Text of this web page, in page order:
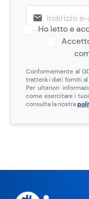
Ho letto e
Conformemente al
tratterà i dati forniti
Per ulteriori
come esercitare i
consulta la nostra